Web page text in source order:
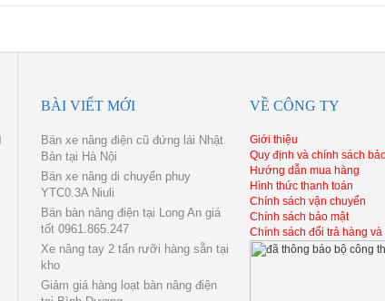
BÀI VIẾT MỚI
Bán xe nâng điện cũ đứng lái Nhật
Bản tại Hà Nội
Bán xe nâng di chuyển phuy
YTC0.3A Niuli
Bán bàn nâng điện tại Long An giá
tốt 0961.865.247
Xe nâng tay 2 tấn rưỡi hàng sẵn tại
kho
Giảm giá hàng loạt bàn nâng điện
VỀ CÔNG TY
Giới thiệu
Quy định và chính sách
Hướng dẫn mua hàng
Hình thức thanh toán
Chính sách vận chuyển
Chính sách bảo mật
Chính sách đổi trả hàng và